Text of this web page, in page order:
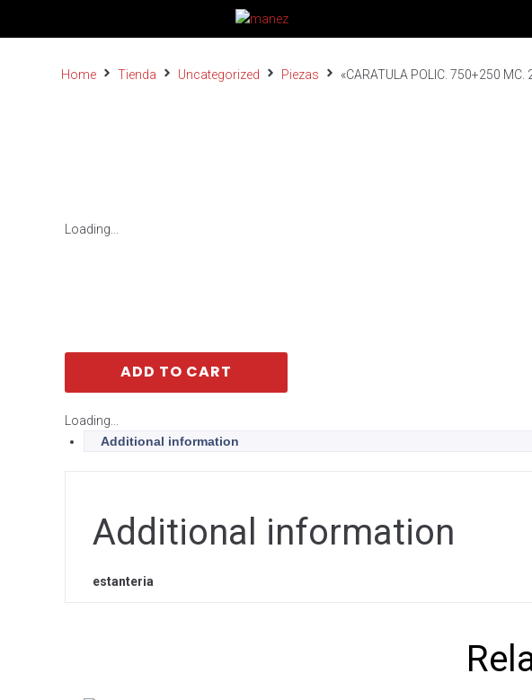
Home Tienda Uncategorized Piezas «CARATULA POLIC. 750+250 MC.
Loading...
ADD TO CART
Loading...
Additional information
Additional information
estanteria